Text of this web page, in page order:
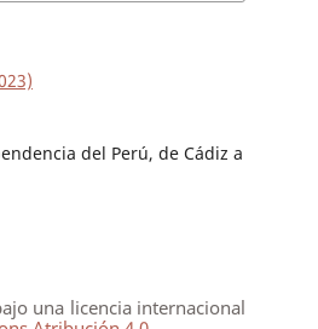
del Perú, de Cádiz a
una licencia internacional